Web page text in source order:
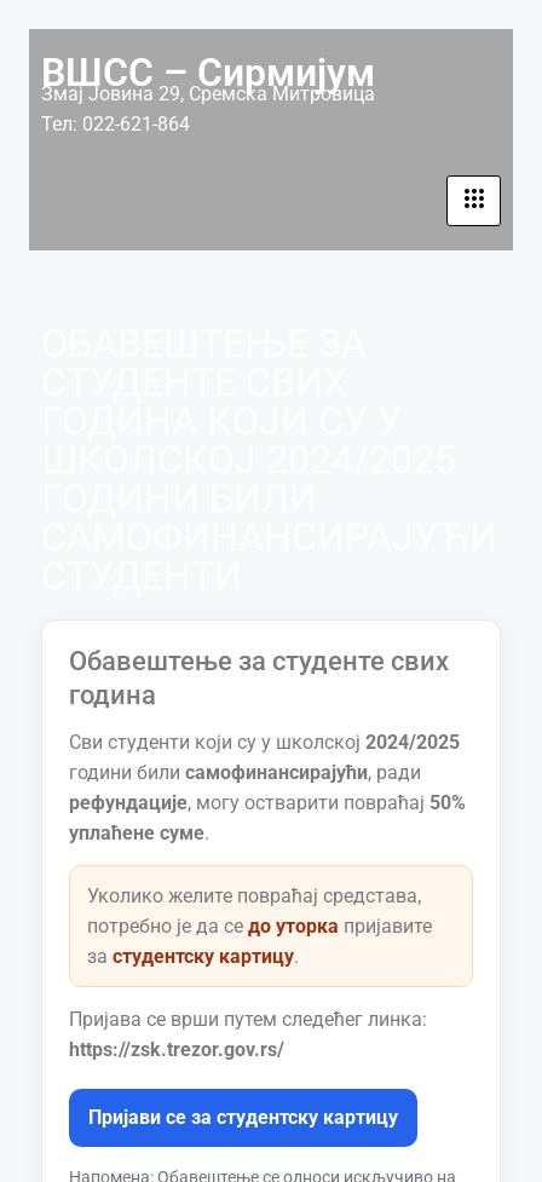
ВШСС – Сирмијум
Змај Јовина 29, Сремска Митровица
Тел: 022-621-864
Обавештење за студенте свих
година
Сви студенти који су у школској 2024/2025
години били самофинансирајући, ради
рефундације, могу остварити повраћај 50%
уплаћене суме.
Уколико желите повраћај средстава,
потребно је да се до уторка пријавите
за студентску картицу.
Пријава се врши путем следећег линка:
https://zsk.trezor.gov.rs/
Пријави се за студентску картицу
Напомена: Обавештење се односи искључиво на